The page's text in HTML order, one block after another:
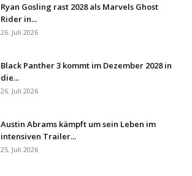
Ryan Gosling rast 2028 als Marvels Ghost
Rider in...
26. Juli 2026
Black Panther 3 kommt im Dezember 2028 in
die...
26. Juli 2026
Austin Abrams kämpft um sein Leben im
intensiven Trailer...
25. Juli 2026